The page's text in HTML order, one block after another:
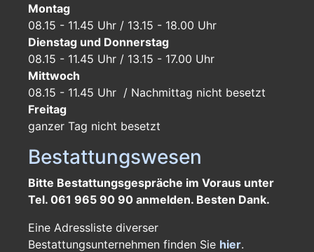
Montag
08.15 - 11.45 Uhr / 13.15 - 18.00 Uhr
Dienstag und Donnerstag
08.15 - 11.45 Uhr / 13.15 - 17.00 Uhr
Mittwoch
08.15 - 11.45 Uhr / Nachmittag nicht besetzt
Freitag
ganzer Tag nicht besetzt
Bestattungswesen
Bitte Bestattungsgespräche im Voraus unter
Tel. 061 965 90 90 anmelden. Besten Dank.
Eine Adressliste diverser
Bestattungsunternehmen finden Sie hier.